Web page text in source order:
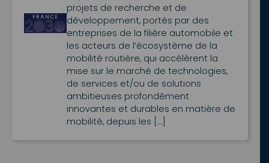
projets de recherche et de
développement, portés par des
entreprises de la filière automobile et
les acteurs de l’écosystème de la
mobilité routière, qui accélèrent la
mise sur le marché de technologies,
de services et/ou de solutions
ambitieuses profondément
innovantes et durables en matière de
mobilité, depuis les […]